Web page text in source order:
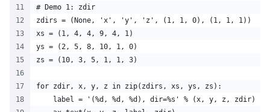
# Demo 1: zdir
zdirs = (None, 'x', 'y', 'z', (1, 1, 0), (1, 1, 1))
xs = (1, 4, 4, 9, 4, 1)
ys = (2, 5, 8, 10, 1, 0)
zs = (10, 3, 5, 1, 1, 3)
for zdir, x, y, z in zip(zdirs, xs, ys, zs):
    label = '(%d, %d, %d), dir=%s' % (x, y, z, zdir)